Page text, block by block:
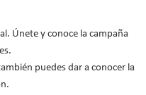
una completa
Únete y conoce la campaña
puedes dar a conocer la